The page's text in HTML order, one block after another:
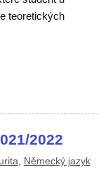
teoretických
2022
, Německý jazyk